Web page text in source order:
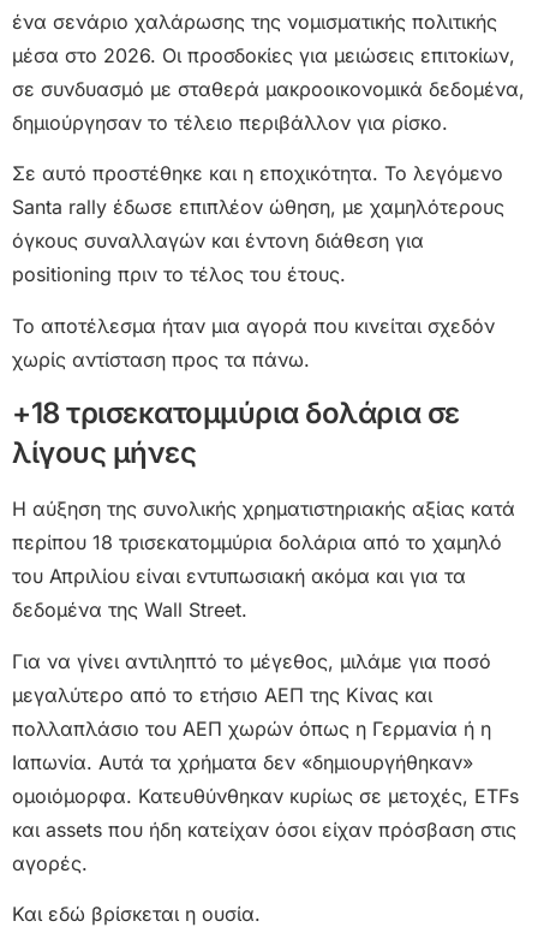
ένα σενάριο χαλάρωσης της νομισματικής πολιτικής
μέσα στο 2026. Οι προσδοκίες για μειώσεις επιτοκίων,
σε συνδυασμό με σταθερά μακροοικονομικά δεδομένα,
δημιούργησαν το τέλειο περιβάλλον για ρίσκο.
Σε αυτό προστέθηκε και η εποχικότητα. Το λεγόμενο
Santa rally έδωσε επιπλέον ώθηση, με χαμηλότερους
όγκους συναλλαγών και έντονη διάθεση για
positioning πριν το τέλος του έτους.
Το αποτέλεσμα ήταν μια αγορά που κινείται σχεδόν
χωρίς αντίσταση προς τα πάνω.
+18 τρισεκατομμύρια δολάρια σε
λίγους μήνες
Η αύξηση της συνολικής χρηματιστηριακής αξίας κατά
περίπου 18 τρισεκατομμύρια δολάρια από το χαμηλό
του Απριλίου είναι εντυπωσιακή ακόμα και για τα
δεδομένα της Wall Street.
Για να γίνει αντιληπτό το μέγεθος, μιλάμε για ποσό
μεγαλύτερο από το ετήσιο ΑΕΠ της Κίνας και
πολλαπλάσιο του ΑΕΠ χωρών όπως η Γερμανία ή η
Ιαπωνία. Αυτά τα χρήματα δεν «δημιουργήθηκαν»
ομοιόμορφα. Κατευθύνθηκαν κυρίως σε μετοχές, ETFs
και assets που ήδη κατείχαν όσοι είχαν πρόσβαση στις
αγορές.
Και εδώ βρίσκεται η ουσία.